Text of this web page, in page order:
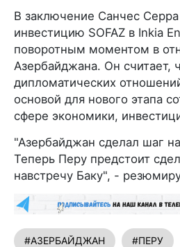
В заключение Санчес
инвестицию SOFAZ в Inkia
поворотным моментом в
Азербайджана. Он считает,
дипломатических
основой для нового этапа
сфере экономики,
"Азербайджан сделал шаг
Теперь Перу предстоит
навстречу Баку", -
#АЗЕРБАЙДЖАН #ПЕРУ